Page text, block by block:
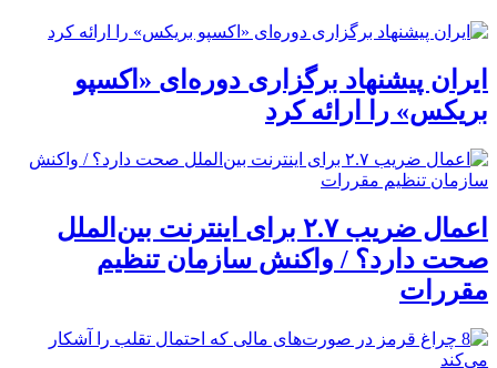
ایران پیشنهاد برگزاری دوره‌ای «اکسپو
بریکس» را ارائه کرد
اعمال ضریب ۲.۷ برای اینترنت بین‌الملل
صحت دارد؟ / واکنش سازمان تنظیم
مقررات